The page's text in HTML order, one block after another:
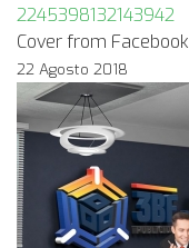
2245398132143942
Cover from Facebook
22 Agosto 2018